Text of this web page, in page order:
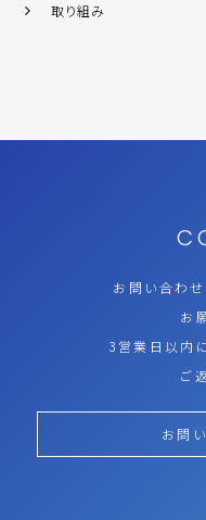
取り組み
お問い合わせ
お
3営業日以内
ご
お問